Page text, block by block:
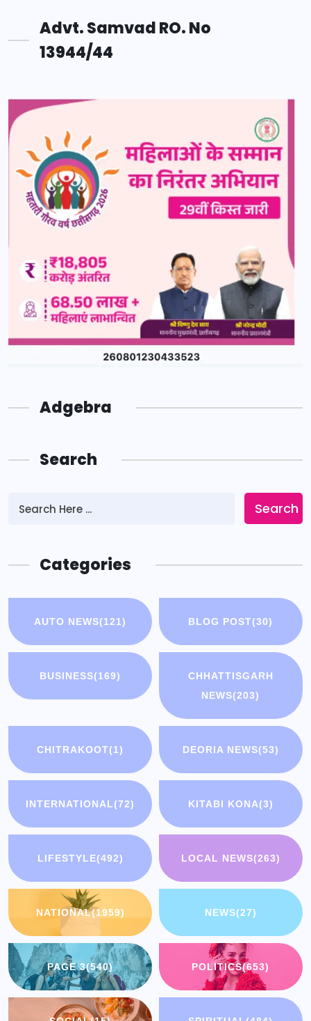
Advt. Samvad RO. No
13944/44
Adgebra
Search
Search
Categories
AUTO NEWS(121) BLOG POST(30)
BUSINESS(169)
CHHATTISGARH
NEWS(203)
CHITRAKOOT(1) DEORIA NEWS(53)
INTERNATIONAL(72) KITABI KONA(3)
LIFESTYLE(492) LOCAL NEWS(263)
NATIONAL(1959) NEWS(27)
PAGE 3(540) POLITICS(653)